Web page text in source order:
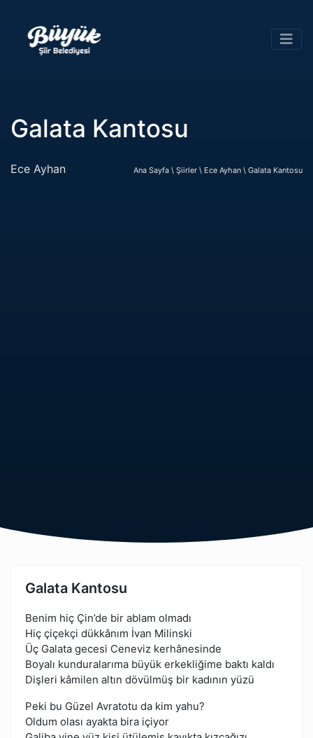
Galata Kantosu
Ece Ayhan Ana Sayfa \ Şiirler \ Ece Ayhan \ Galata Kantosu
Galata Kantosu
Benim hiç Çin’de bir ablam olmadı
Hiç çiçekçi dükkânım İvan Milinski
Üç Galata gecesi Ceneviz kerhânesinde
Boyalı kunduralarıma büyük erkekliğime baktı kaldı
Dişleri kâmilen altın dövülmüş bir kadının yüzü
Peki bu Güzel Avratotu da kim yahu?
Oldum olası ayakta bira içiyor